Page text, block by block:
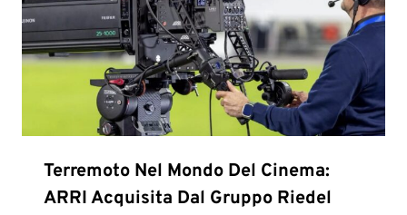
Terremoto Nel Mondo Del Cinema:
ARRI Acquisita Dal Gruppo Riedel